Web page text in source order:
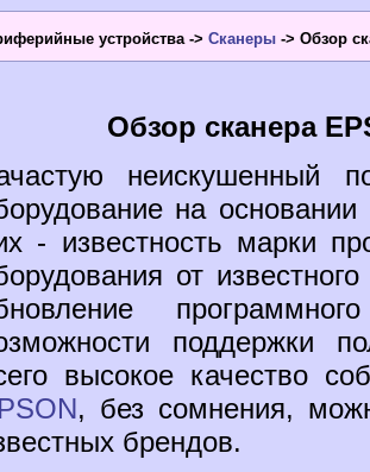
устройства -> Сканеры -> Обзор
Обзор сканера
неискушенный
на
- известность марки
от
поддержки
высокое качество
, без сомнения,
брендов.